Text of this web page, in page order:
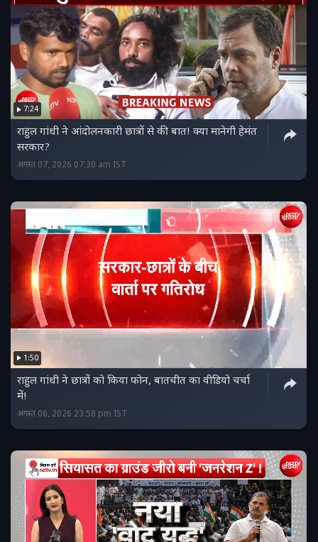
7:24
राहुल गांधी ने आंदोलनकारी छात्रों से की बात! क्या मानेगी हेमंत
सरकार?
अगस्त 07, 2026 07:30 am IST
1:50
राहुल गांधी ने छात्रों को किया फोन, बातचीत का वीडियो चर्चा
में!
अगस्त 06, 2026 23:58 pm IST